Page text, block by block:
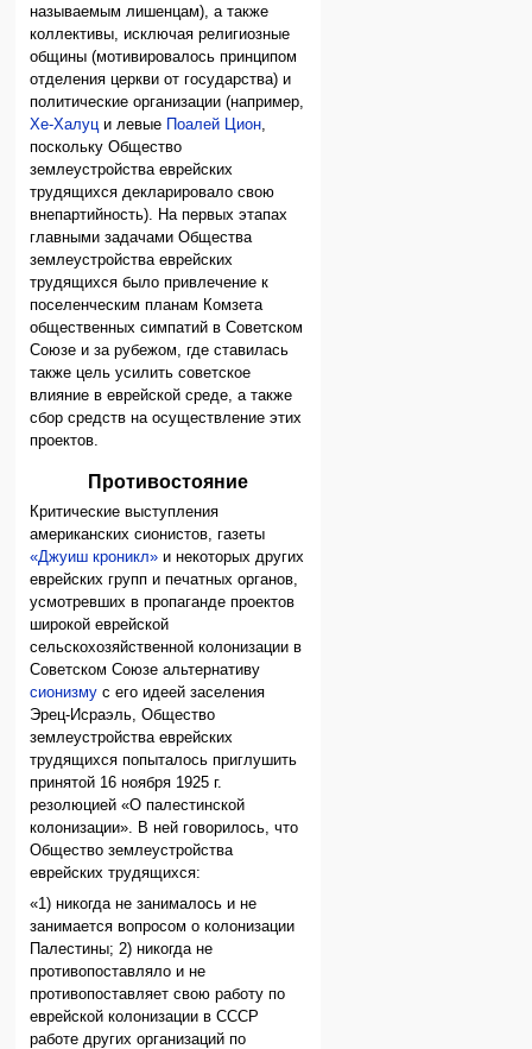
называемым лишенцам), а также
коллективы, исключая религиозные
общины (мотивировалось принципом
отделения церкви от государства) и
политические организации (например,
Хе-Халуци левые Поалей Цион,
поскольку Общество
землеустройства еврейских
трудящихся декларировало свою
внепартийность). На первых этапах
главными задачами Общества
землеустройства еврейских
трудящихся было привлечение к
поселенческим планам Комзета
общественных симпатий в Советском
Союзе и за рубежом, где ставилась
также цель усилить советское
влияние в еврейской среде, а также
сбор средств на осуществление этих
проектов.
Противостояние
Критические выступления
американских сионистов, газеты
«Джуиш кроникл» и некоторых других
еврейских групп и печатных органов,
усмотревших в пропаганде проектов
широкой еврейской
сельскохозяйственной колонизации в
Советском Союзе альтернативу
сионизму с его идеей заселения
Эрец-Исраэль, Общество
землеустройства еврейских
трудящихся попыталось приглушить
принятой 16 ноября 1925 г.
резолюцией «О палестинской
колонизации». В ней говорилось, что
Общество землеустройства
еврейских трудящихся:
«1) никогда не занималось и не
занимается вопросом о колонизации
Палестины; 2) никогда не
противопоставляло и не
противопоставляет свою работу по
еврейской колонизации в СССР
работе других организаций по